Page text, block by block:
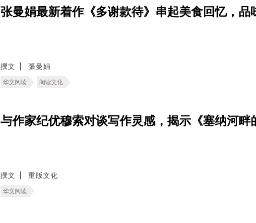
张曼娟最新着作《多谢款待》串起美食回忆，品
撰文 張曼娟
华文阅读 阅读文化
与作家纪优穆索对谈写作灵感，揭示《塞纳河畔
撰文 重版文化
华文阅读